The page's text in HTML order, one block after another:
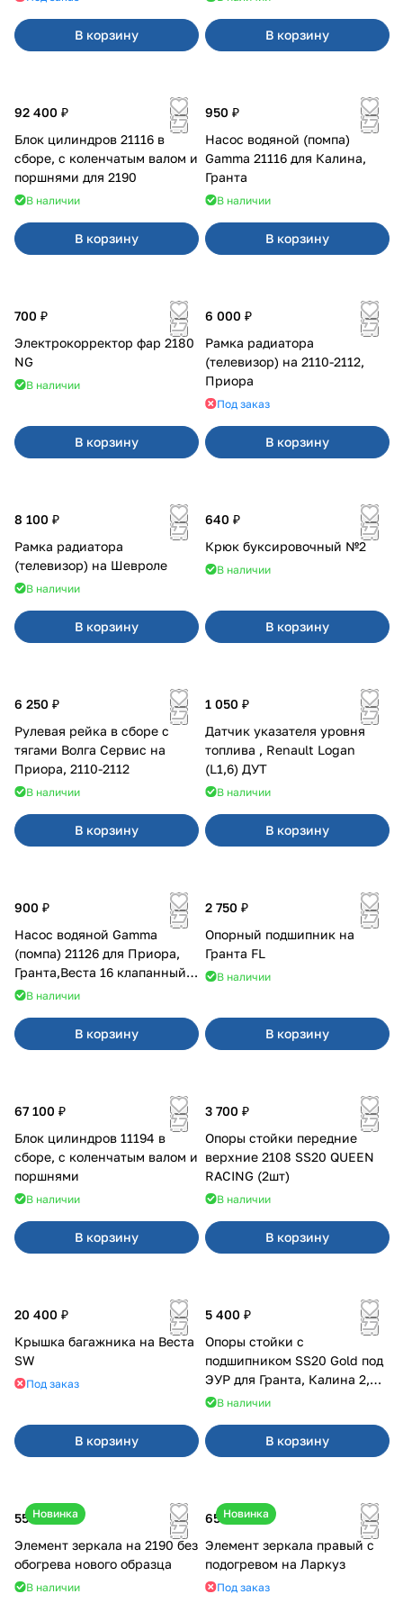
В корзину В корзину
92 400 ₽
Блок цилиндров 21116 в
сборе, с коленчатым валом и
поршнями для 2190
В наличии
В корзину
950 ₽
Насос водяной (помпа)
Gamma 21116 для Калина,
Гранта
В наличии
В корзину
700 ₽
Электрокорректор фар 2180
NG
В наличии
В корзину
6 000 ₽
Рамка радиатора
(телевизор) на 2110-2112,
Приора
Под заказ
В корзину
8 100 ₽
Рамка радиатора
(телевизор) на Шевроле
В наличии
В корзину
640 ₽
Крюк буксировочный №2
В наличии
В корзину
6 250 ₽
Рулевая рейка в сборе с
тягами Волга Сервис на
Приора, 2110-2112
В наличии
В корзину
1 050 ₽
Датчик указателя уровня
топлива , Renault Logan
(L1,6) ДУТ
В наличии
В корзину
900 ₽
Насос водяной Gamma
(помпа) 21126 для Приора,
Гранта,Веста 16 клапанный
двигатель.
В наличии
В корзину
2 750 ₽
Опорный подшипник на
Гранта FL
В наличии
В корзину
67 100 ₽
Блок цилиндров 11194 в
сборе, с коленчатым валом и
поршнями
В наличии
В корзину
3 700 ₽
Опоры стойки передние
верхние 2108 SS20 QUEEN
RACING (2шт)
В наличии
В корзину
20 400 ₽
Крышка багажника на Веста
SW
Под заказ
В корзину
5 400 ₽
Опоры стойки с
подшипником SS20 Gold под
ЭУР для Гранта, Калина 2,
Datsun
В наличии
В корзину
Новинка
550 ₽
Элемент зеркала на 2190 без
обогрева нового образца
В наличии
Новинка
650 ₽
Элемент зеркала правый с
подогревом на Ларкуз
Под заказ